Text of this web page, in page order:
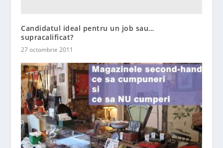
Candidatul ideal pentru un job sau…
supracalificat?
27 octombrie 2011